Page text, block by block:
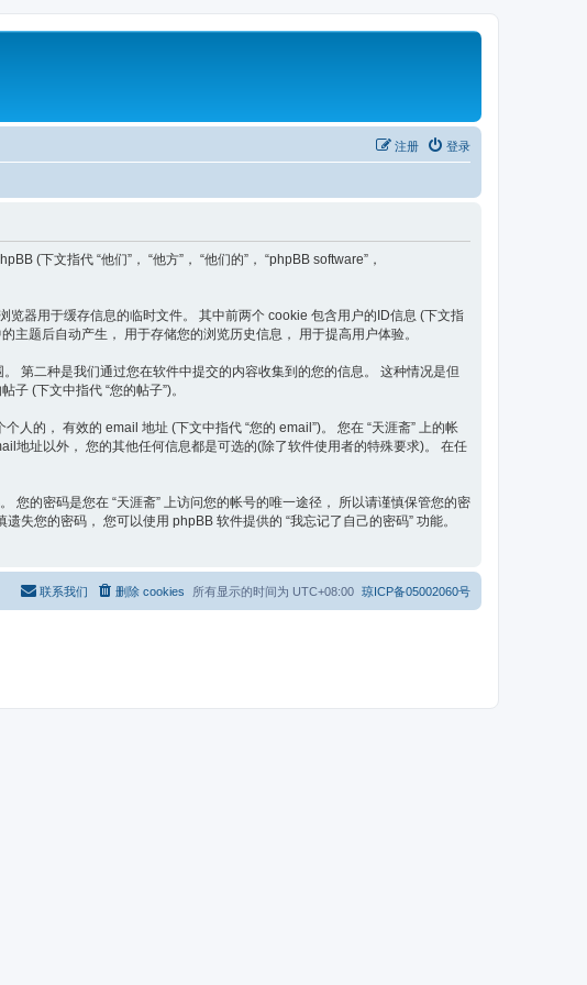
登录
注册
(下文指代 “他们”， “他方”， “他们的”， “phpBB software”，
器用于缓存信息的临时文件。 其中前两个 cookie 包含用户的ID信息 (下文指
主题后自动产生， 用于存储您的浏览历史信息， 用于提高用户体验。
第二种是我们通过您在软件中提交的内容收集到的您的信息。 这种情况是但
子 (下文中指代 “您的帖子”)。
人的， 有效的 email 地址 (下文中指代 “您的 email”)。 您在 “天涯斋” 上的帐
地址以外， 您的其他任何信息都是可选的(除了软件使用者的特殊要求)。 在任
的密码是您在 “天涯斋” 上访问您的帐号的唯一途径， 所以请谨慎保管您的密
失您的密码， 您可以使用 phpBB 软件提供的 “我忘记了自己的密码” 功能。
琼ICP备05002060号
所有显示的时间为 UTC+08:00
删除 cookies
联系我们